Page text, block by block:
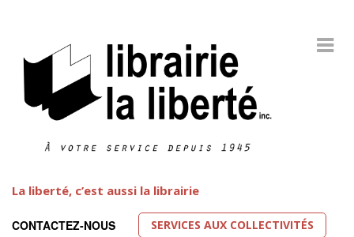
La liberté, c’est aussi la librairie
CONTACTEZ-NOUS
SERVICES AUX COLLECTIVITÉS